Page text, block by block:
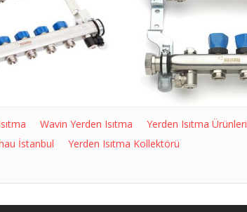
Wavin Yerden Isıtma
Yerden Isıtma Ürünleri
İstanbul
Yerden Isıtma Kollektörü